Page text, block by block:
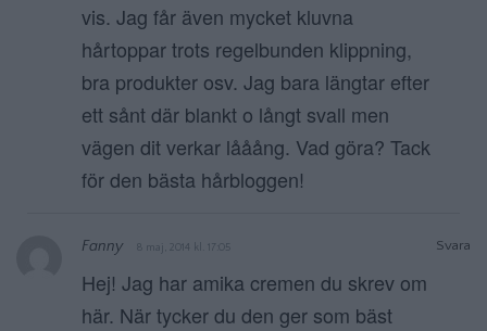
vis. Jag får även mycket kluvna
hårtoppar trots regelbunden klippning,
bra produkter osv. Jag bara längtar efter
ett sånt där blankt o långt svall men
vägen dit verkar lååång. Vad göra? Tack
för den bästa hårbloggen!
Svara
Fanny 8 maj, 2014 kl. 17:05
Hej! Jag har amika cremen du skrev om
här. När tycker du den ger som bäst